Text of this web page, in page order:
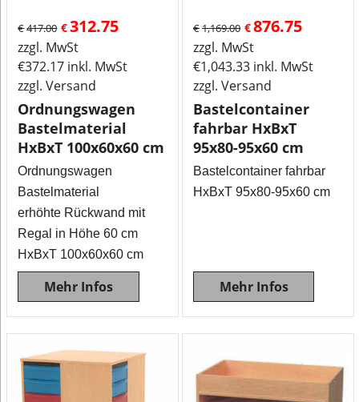
€417.00 €312.75
zzgl. MwSt
€372.17 inkl. MwSt
zzgl. Versand
Ordnungswagen
Bastelmaterial
HxBxT 100x60x60 cm
Ordnungswagen
Bastelmaterial
erhöhte Rückwand mit
Regal in Höhe 60 cm
HxBxT 100x60x60 cm
Mehr Infos
€1,169.00 €876.75
zzgl. MwSt
€1,043.33 inkl. MwSt
zzgl. Versand
Bastelcontainer
fahrbar HxBxT
95x80-95x60 cm
Bastelcontainer fahrbar
HxBxT 95x80-95x60 cm
Mehr Infos